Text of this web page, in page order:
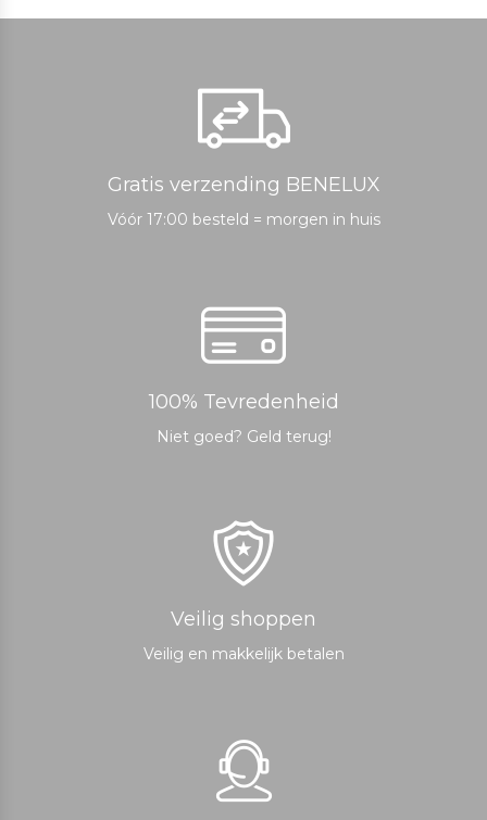
Gratis verzending BENELUX
Vóór 17:00 besteld = morgen in huis
100% Tevredenheid
Niet goed? Geld terug!
Veilig shoppen
Veilig en makkelijk betalen